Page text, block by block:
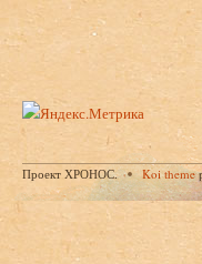
Проект ХРОНОС. Koi theme